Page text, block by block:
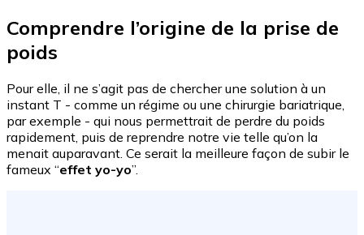
Comprendre l’origine de la prise de
poids
Pour elle, il ne s’agit pas de chercher une solution à un
instant T - comme un régime ou une chirurgie bariatrique,
par exemple - qui nous permettrait de perdre du poids
rapidement, puis de reprendre notre vie telle qu’on la
menait auparavant. Ce serait la meilleure façon de subir le
fameux “effet yo-yo”.